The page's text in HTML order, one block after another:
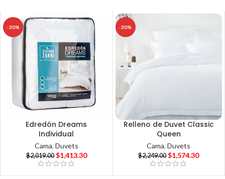
-30%
Edredón Dreams
Individual
Cama, Duvets
$2,019.00 $1,413.30
-30%
Relleno de Duvet Classic
Queen
Cama,Duvets
$2,249.00 $1,574.30